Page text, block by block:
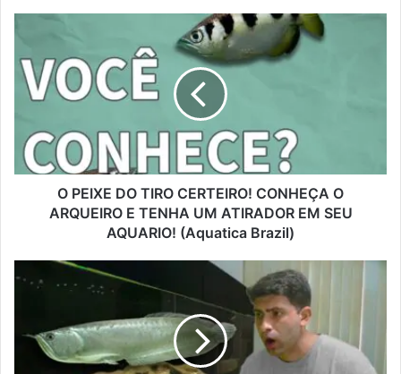
O PEIXE DO TIRO CERTEIRO! CONHEÇA O
ARQUEIRO E TENHA UM ATIRADOR EM SEU
AQUARIO! (Aquatica Brazil)